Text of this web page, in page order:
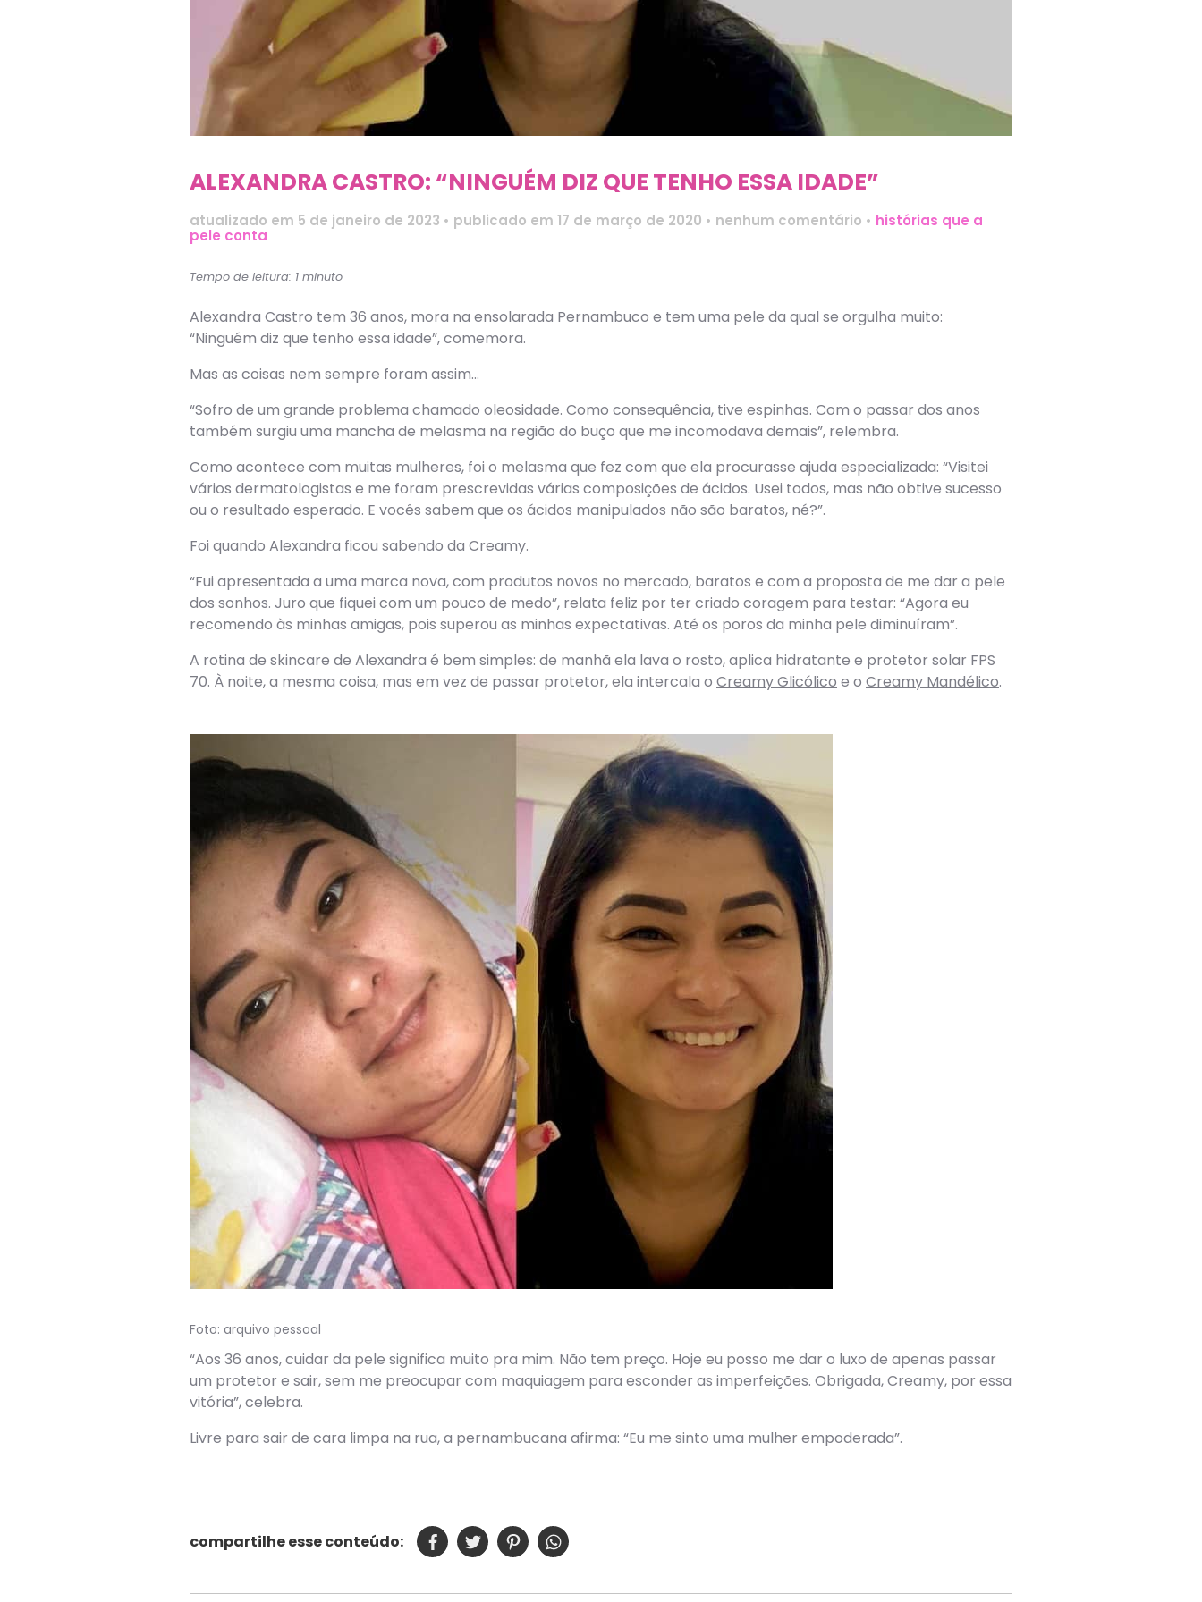
ALEXANDRA CASTRO: “NINGUÉM DIZ QUE TENHO ESSA IDADE”
atualizado em 5 de janeiro de 2023 • publicado em 17 de março de 2020 • nenhum comentário • histórias que a
pele conta
Tempo de leitura: 1 minuto
Alexandra Castro tem 36 anos, mora na ensolarada Pernambuco e tem uma pele da qual se orgulha muito:
“Ninguém diz que tenho essa idade”, comemora.
Mas as coisas nem sempre foram assim…
“Sofro de um grande problema chamado oleosidade. Como consequência, tive espinhas. Com o passar dos anos
também surgiu uma mancha de melasma na região do buço que me incomodava demais”, relembra.
Como acontece com muitas mulheres, foi o melasma que fez com que ela procurasse ajuda especializada: “Visitei
vários dermatologistas e me foram prescrevidas várias composições de ácidos. Usei todos, mas não obtive sucesso
ou o resultado esperado. E vocês sabem que os ácidos manipulados não são baratos, né?”.
Foi quando Alexandra ficou sabendo da Creamy.
“Fui apresentada a uma marca nova, com produtos novos no mercado, baratos e com a proposta de me dar a pele
dos sonhos. Juro que fiquei com um pouco de medo”, relata feliz por ter criado coragem para testar: “Agora eu
recomendo às minhas amigas, pois superou as minhas expectativas. Até os poros da minha pele diminuíram”.
A rotina de skincare de Alexandra é bem simples: de manhã ela lava o rosto, aplica hidratante e protetor solar FPS
70. À noite, a mesma coisa, mas em vez de passar protetor, ela intercala o Creamy Glicólico e o Creamy Mandélico.
Foto: arquivo pessoal
“Aos 36 anos, cuidar da pele significa muito pra mim. Não tem preço. Hoje eu posso me dar o luxo de apenas passar
um protetor e sair, sem me preocupar com maquiagem para esconder as imperfeições. Obrigada, Creamy, por essa
vitória”, celebra.
Livre para sair de cara limpa na rua, a pernambucana afirma: “Eu me sinto uma mulher empoderada”.
compartilhe esse conteúdo: